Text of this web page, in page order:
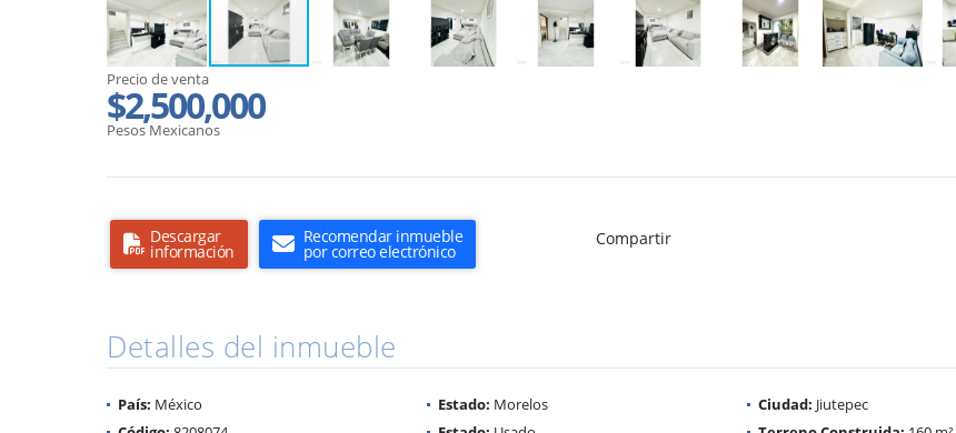
Precio de venta
$2,500,000
Pesos Mexicanos
Descargar
información
Recomendar inmueble
por correo electrónico
Compartir
Detalles del inmueble
País: México Estado: Morelos Ciudad: Jiutepec